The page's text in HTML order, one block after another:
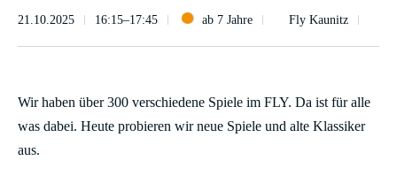
21.10.2025 16:15–17:45 ab 7 Jahre Fly Kaunitz
Wir haben über 300 verschiedene Spiele im FLY. Da ist für alle
was dabei. Heute probieren wir neue Spiele und alte Klassiker
aus.